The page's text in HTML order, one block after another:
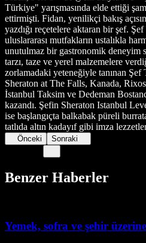
Türkiye" yarışmasında elde ettiği
ettirmişti. Fidan, yenilikçi bakış
yazdığı reçetelere aktaran bir şef.
uluslararası mutfakların ustalıkla
unutulmaz bir gastronomik deneyim
tarzı, taze ve yerel malzemelere
zorlamadaki yeteneğiyle tanınan
Sheraton at The Falls, Kanada,
İstanbul Taksim ve Dedeman
kazandı. Şefin Sheraton Istanbul
ise başlangıçta balkabak püreli
tatlıda altın kadayıf gibi imza
Önceki Sonraki
Benzer Haberler
Yemek, sofra ve şehir